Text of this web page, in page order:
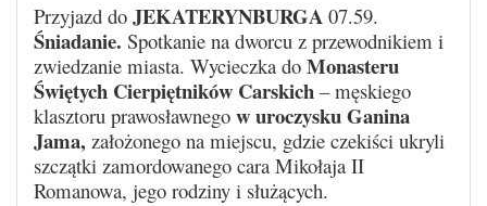
Przyjazd do JEKATERYNBURGA 07.59.
Śniadanie. Spotkanie na dworcu z przewodnikiem i
zwiedzanie miasta. Wycieczka do Monasteru
Świętych Cierpiętników Carskich – męskiego
klasztoru prawosławnego w uroczysku Ganina
Jama, założonego na miejscu, gdzie czekiści ukryli
szczątki zamordowanego cara Mikołaja II
Romanowa, jego rodziny i służących.